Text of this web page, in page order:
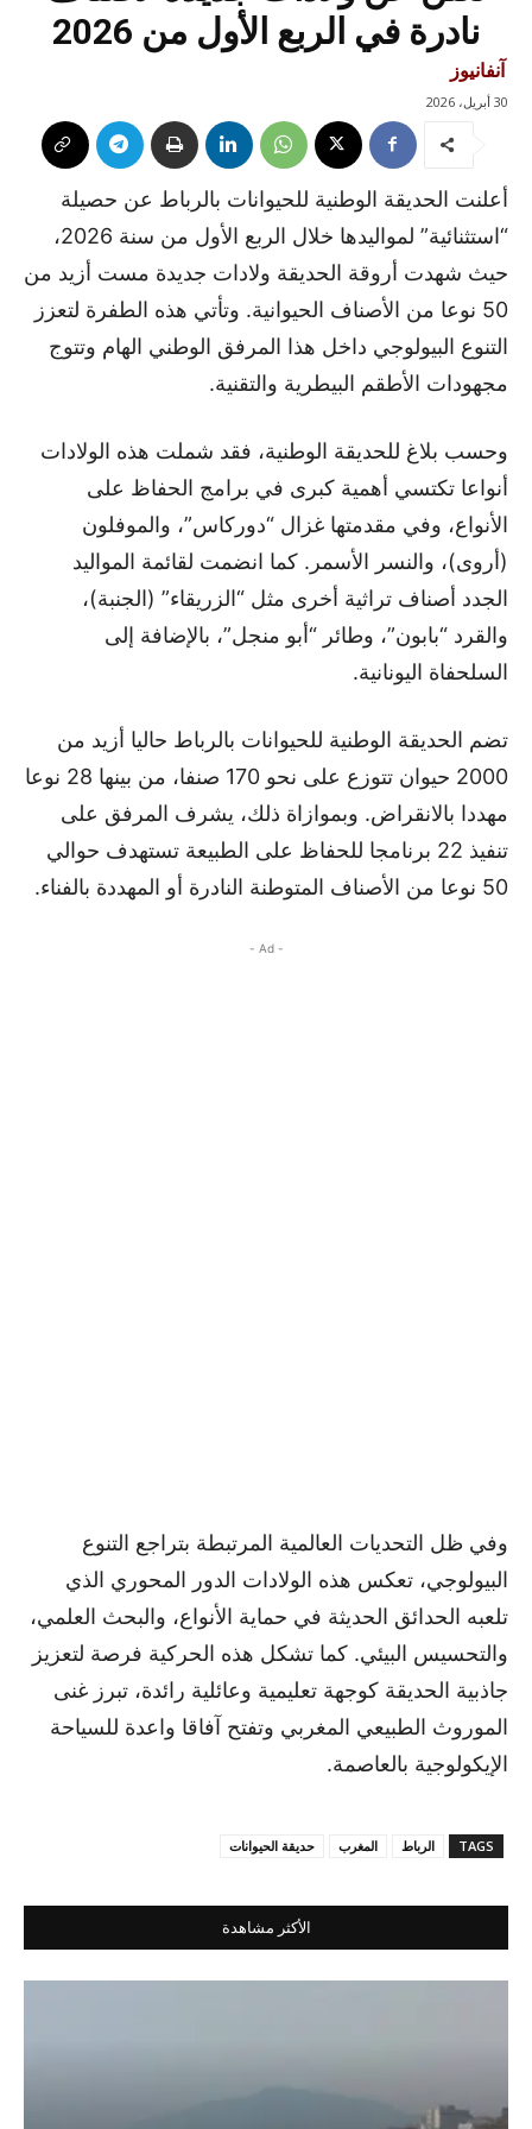
نادرة في الربع الأول من 2026
آنفانيوز
30 أبريل، 2026
أعلنت الحديقة الوطنية للحيوانات بالرباط عن حصيلة
“استثنائية” لمواليدها خلال الربع الأول من سنة 2026،
حيث شهدت أروقة الحديقة ولادات جديدة مست أزيد من
50 نوعا من الأصناف الحيوانية. وتأتي هذه الطفرة لتعزز
التنوع البيولوجي داخل هذا المرفق الوطني الهام وتتوج
مجهودات الأطقم البيطرية والتقنية.
وحسب بلاغ للحديقة الوطنية، فقد شملت هذه الولادات
أنواعا تكتسي أهمية كبرى في برامج الحفاظ على
الأنواع، وفي مقدمتها غزال “دوركاس”، والموفلون
(أروى)، والنسر الأسمر. كما انضمت لقائمة المواليد
الجدد أصناف تراثية أخرى مثل “الزريقاء” (الجنبة)،
والقرد “بابون”، وطائر “أبو منجل”، بالإضافة إلى
السلحفاة اليونانية.
تضم الحديقة الوطنية للحيوانات بالرباط حاليا أزيد من
2000 حيوان تتوزع على نحو 170 صنفا، من بينها 28 نوعا
مهددا بالانقراض. وبموازاة ذلك، يشرف المرفق على
تنفيذ 22 برنامجا للحفاظ على الطبيعة تستهدف حوالي
50 نوعا من الأصناف المتوطنة النادرة أو المهددة بالفناء.
- Ad -
وفي ظل التحديات العالمية المرتبطة بتراجع التنوع
البيولوجي، تعكس هذه الولادات الدور المحوري الذي
تلعبه الحدائق الحديثة في حماية الأنواع، والبحث العلمي،
والتحسيس البيئي. كما تشكل هذه الحركية فرصة لتعزيز
جاذبية الحديقة كوجهة تعليمية وعائلية رائدة، تبرز غنى
الموروث الطبيعي المغربي وتفتح آفاقا واعدة للسياحة
الإيكولوجية بالعاصمة.
TAGS الرباط المغرب حديقة الحيوانات
الأكثر مشاهدة